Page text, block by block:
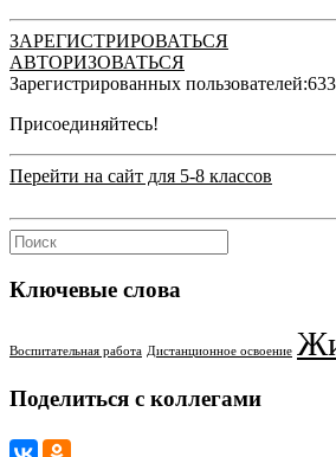
ЗАРЕГИСТРИРОВАТЬСЯ
АВТОРИЗОВАТЬСЯ
Зарегистрированных пользователей:
Присоединяйтесь!
Перейти на сайт для 5-8 классов
Ключевые слова
Воспитательная работа Дистанционное освоение
Поделиться с коллегами